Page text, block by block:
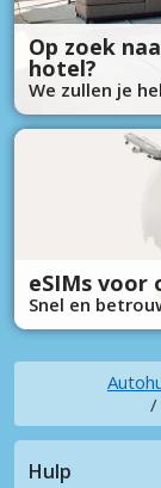
Op zoek
hotel?
We zullen je
eSIMs voor
Snel en
Hulp